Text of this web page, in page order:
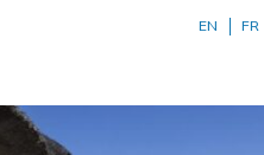
EN FR